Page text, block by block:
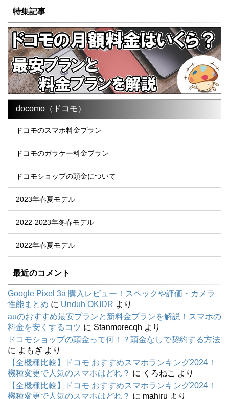
特集記事
docomo（ドコモ）
ドコモのスマホ料金プラン
ドコモのガラケー料金プラン
ドコモショップの頭金について
2023年春夏モデル
2022-2023年冬春モデル
2022年春夏モデル
最近のコメント
Google Pixel 3a 購入レビュー！スペックや評価・カメラ
性能まとめ に Unduh OKIDR より
auのおすすめ最安プランと新料金プランを解説！スマホの
料金を安くするコツ に Stanmorecqh より
ドコモショップの頭金って何！？頭金なしで契約する方法
に よもぎ より
【全機種比較】ドコモ おすすめスマホランキング2024！
機種変更で人気のスマホはどれ？ に くろねこ より
【全機種比較】ドコモ おすすめスマホランキング2024！
機種変更で人気のスマホはどれ？ に mahiru より